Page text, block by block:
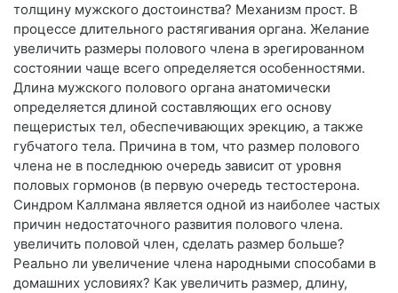
толщину мужского достоинства? Механизм прост. В
процессе длительного растягивания органа. Желание
увеличить размеры полового члена в эрегированном
состоянии чаще всего определяется особенностями.
Длина мужского полового органа анатомически
определяется длиной составляющих его основу
пещеристых тел, обеспечивающих эрекцию, а также
губчатого тела. Причина в том, что размер полового
члена не в последнюю очередь зависит от уровня
половых гормонов (в первую очередь тестостерона.
Синдром Каллмана является одной из наиболее частых
причин недостаточного развития полового члена.
увеличить половой член, сделать размер больше?
Реально ли увеличение члена народными способами в
домашних условиях? Как увеличить размер, длину,